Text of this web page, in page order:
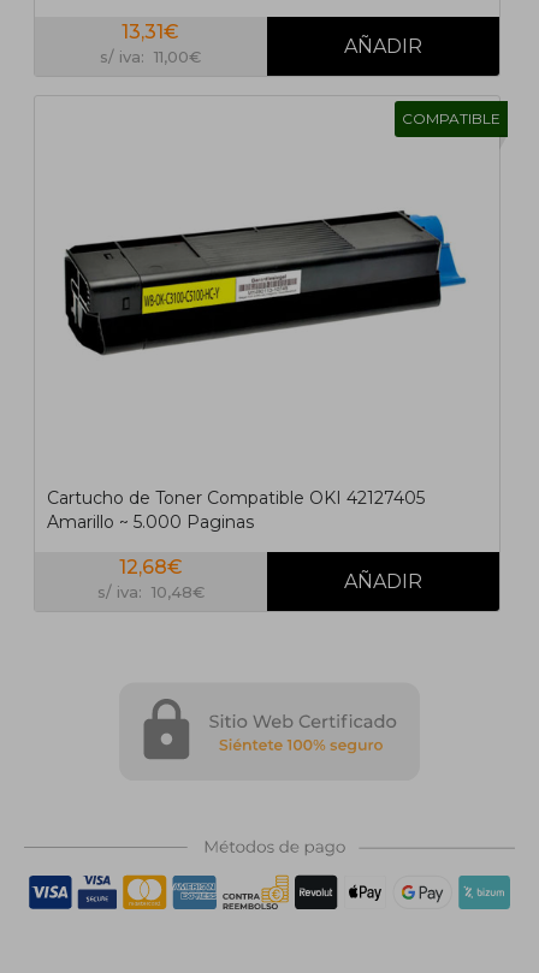
13,31€
s/ iva: 11,00€
COMPATIBLE
Cartucho de Toner Compatible OKI 42127405
Amarillo ~ 5.000 Paginas
12,68€
s/ iva: 10,48€